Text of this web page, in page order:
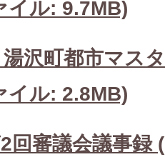
イル: 9.7MB)
沢町都市マス
イル: 2.8MB)
回審議会議事録